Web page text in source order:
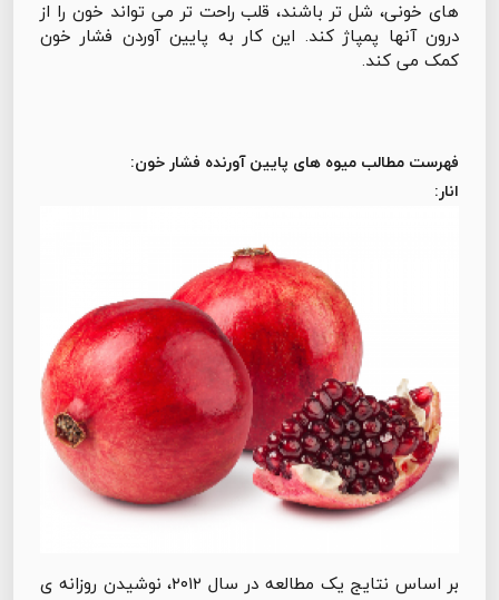
های خونی، شل تر باشند، قلب راحت تر می تواند خون را از
درون آنها پمپاژ کند. این کار به پایین آوردن فشار خون
کمک می کند.
فهرست مطالب میوه های پایین آورنده فشار خون:
انار:
بر اساس نتایج یک مطالعه در سال ۲۰۱۲، نوشیدن روزانه ی